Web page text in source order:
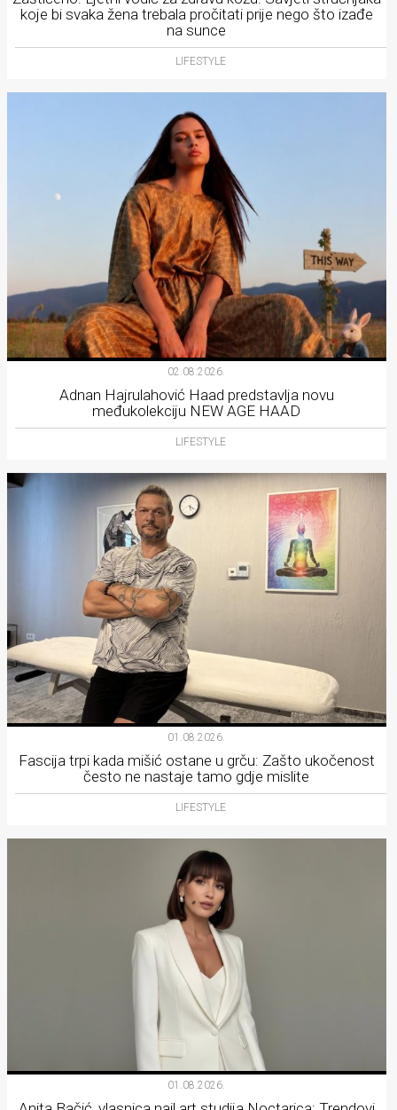
koje bi svaka žena trebala pročitati prije nego što izađe
na sunce
LIFESTYLE
02.08.2026.
Adnan Hajrulahović Haad predstavlja novu
međukolekciju NEW AGE HAAD
LIFESTYLE
01.08.2026.
Fascija trpi kada mišić ostane u grču: Zašto ukočenost
često ne nastaje tamo gdje mislite
LIFESTYLE
01.08.2026.